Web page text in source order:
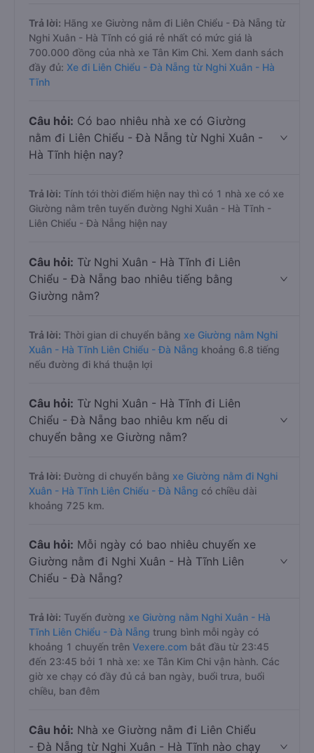
Trả lời: Hãng xe Giường nằm đi Liên Chiểu - Đà Nẵng từ
Nghi Xuân - Hà Tĩnh có giá rẻ nhất có mức giá là
700.000 đồng của nhà xe Tân Kim Chi. Xem danh sách
đầy đủ: Xe đi Liên Chiểu - Đà Nẵng từ Nghi Xuân - Hà
Tĩnh
Câu hỏi: Có bao nhiêu nhà xe có Giường
nằm đi Liên Chiểu - Đà Nẵng từ Nghi Xuân -
Hà Tĩnh hiện nay?
Trả lời: Tính tới thời điểm hiện nay thì có 1 nhà xe có xe
Giường nằm trên tuyến đường Nghi Xuân - Hà Tĩnh -
Liên Chiểu - Đà Nẵng hiện nay
Câu hỏi: Từ Nghi Xuân - Hà Tĩnh đi Liên
Chiểu - Đà Nẵng bao nhiêu tiếng bằng
Giường nằm?
Trả lời: Thời gian di chuyển bằng xe Giường nằm Nghi
Xuân - Hà Tĩnh Liên Chiểu - Đà Nẵng khoảng 6.8 tiếng
nếu đường đi khá thuận lợi
Câu hỏi: Từ Nghi Xuân - Hà Tĩnh đi Liên
Chiểu - Đà Nẵng bao nhiêu km nếu di
chuyển bằng xe Giường nằm?
Trả lời: Đường di chuyển bằng xe Giường nằm đi Nghi
Xuân - Hà Tĩnh Liên Chiểu - Đà Nẵng có chiều dài
khoảng 725 km.
Câu hỏi: Mỗi ngày có bao nhiêu chuyến xe
Giường nằm đi Nghi Xuân - Hà Tĩnh Liên
Chiểu - Đà Nẵng?
Trả lời: Tuyến đường xe Giường nằm Nghi Xuân - Hà
Tĩnh Liên Chiểu - Đà Nẵng trung bình mỗi ngày có
khoảng 1 chuyến trên Vexere.com bắt đầu từ 23:45
đến 23:45 bởi 1 nhà xe: xe Tân Kim Chi vận hành. Các
giờ xe chạy có đầy đủ cả ban ngày, buổi trưa, buổi
chiều, ban đêm
Câu hỏi: Nhà xe Giường nằm đi Liên Chiểu
- Đà Nẵng từ Nghi Xuân - Hà Tĩnh nào chạy